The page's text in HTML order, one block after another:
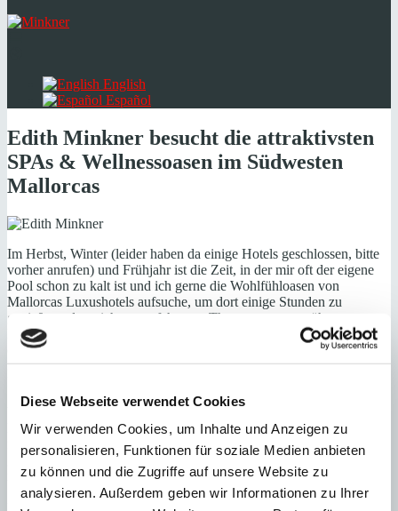
Diese Webseite verwendet Cookies
Wir verwenden Cookies, um Inhalte und Anzeigen zu
personalisieren, Funktionen für soziale Medien anbieten
zu können und die Zugriffe auf unsere Website zu
analysieren. Außerdem geben wir Informationen zu Ihrer
English
Español
Edith Minkner besucht die attraktivsten
SPAs & Wellnessoasen im Südwesten
Mallorcas
Im Herbst, Winter (leider haben da einige Hotels geschlossen, bitte
vorher anrufen) und Frühjahr ist die Zeit, in der mir oft der eigene
Pool schon zu kalt ist und ich gerne die Wohlfühloasen von
Mallorcas Luxushotels aufsuche, um dort einige Stunden zu
genießen oder mich von erfahrenen Therapeuten verwöhnen zu
lassen. Neben den Wellnessangeboten und Massagen in klassischen
oder exotischen Varianten kann man auch kosmetische
Behandlungen mit den verschiedensten Naturkosmetikprodukten,
Landschaften zu nutzen. Und befreundete Paare buchen auch gern
für ein entspanntes Romantik-Wochenende ein Hotelzimmer und
genießen das Wohlfühl-Ambiente und den ausgezeichneten Service
im SPA-Bereich und in den Restaurants von Mallorcas
Spitzenhotels. Ich stelle Ihnen heute die SPA`s im St. Regis
Mardavall, im Hospes Maricel, im Lindner Hotel, im Steigenberger